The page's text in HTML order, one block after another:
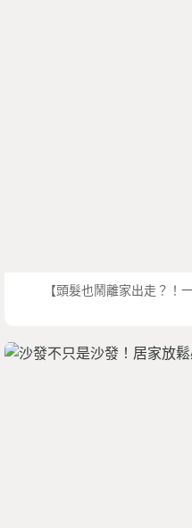
【頭髮也鬧離家出走？！